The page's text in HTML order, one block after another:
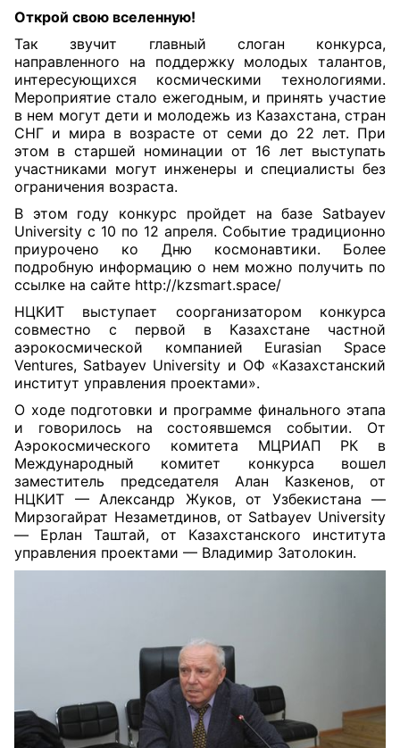
Открой свою вселенную!
Так звучит главный слоган конкурса,
направленного на поддержку молодых талантов,
интересующихся космическими технологиями.
Мероприятие стало ежегодным, и принять участие
в нем могут дети и молодежь из Казахстана, стран
СНГ и мира в возрасте от семи до 22 лет. При
этом в старшей номинации от 16 лет выступать
участниками могут инженеры и специалисты без
ограничения возраста.
В этом году конкурс пройдет на базе Satbayev
University c 10 по 12 апреля. Событие традиционно
приурочено ко Дню космонавтики. Более
подробную информацию о нем можно получить по
ссылке на сайте http://kzsmart.space/
НЦКИТ выступает соорганизатором конкурса
совместно с первой в Казахстане частной
аэрокосмической компанией Eurasian Space
Ventures, Satbayev University и ОФ «Казахстанский
институт управления проектами».
О ходе подготовки и программе финального этапа
и говорилось на состоявшемся событии. От
Аэрокосмического комитета МЦРИАП РК в
Международный комитет конкурса вошел
заместитель председателя Алан Казкенов, от
НЦКИТ — Александр Жуков, от Узбекистана —
Мирзогайрат Незаметдинов, от Satbayev University
— Ерлан Таштай, от Казахстанского института
управления проектами — Владимир Затолокин.